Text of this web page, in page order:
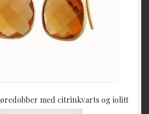
med citrinkvarts og iolitt